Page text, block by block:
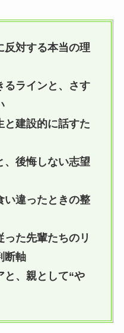
反対する本当の理
るラインと、さす
と建設的に話すた
、後悔しない志望
い違ったときの整
った先輩たちのリ
断軸
と、親として“や